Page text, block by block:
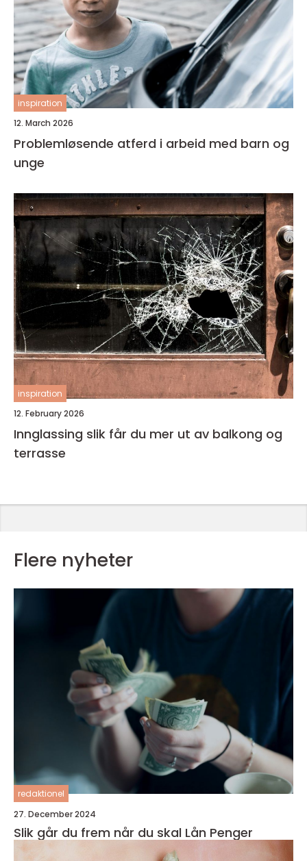
inspiration
12. March 2026
Problemløsende atferd i arbeid med barn og
unge
inspiration
12. February 2026
Innglassing slik får du mer ut av balkong og
terrasse
Flere nyheter
redaktionel
27. December 2024
Slik går du frem når du skal Lån Penger